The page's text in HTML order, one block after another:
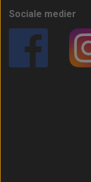
Sociale medier